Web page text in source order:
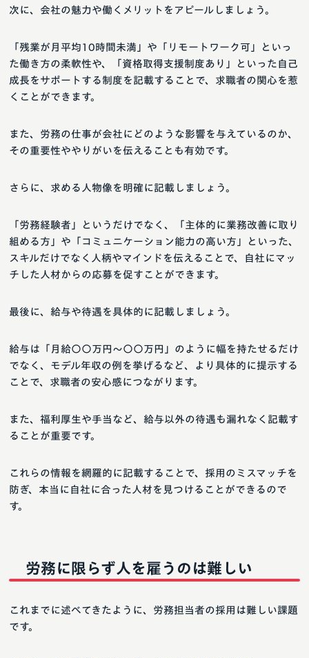
次に、会社の魅力や働くメリットをアピールしましょう。
「残業が月平均10時間未満」や「リモートワーク可」といっ
た働き方の柔軟性や、「資格取得支援制度あり」といった自己
成長をサポートする制度を記載することで、求職者の関心を惹
くことができます。
また、労務の仕事が会社にどのような影響を与えているのか、
その重要性ややりがいを伝えることも有効です。
さらに、求める人物像を明確に記載しましょう。
「労務経験者」というだけでなく、「主体的に業務改善に取り
組める方」や「コミュニケーション能力の高い方」といった、
スキルだけでなく人柄やマインドを伝えることで、自社にマッ
チした人材からの応募を促すことができます。
最後に、給与や待遇を具体的に記載しましょう。
給与は「月給〇〇万円～〇〇万円」のように幅を持たせるだけ
でなく、モデル年収の例を挙げるなど、より具体的に提示する
ことで、求職者の安心感につながります。
また、福利厚生や手当など、給与以外の待遇も漏れなく記載す
ることが重要です。
これらの情報を網羅的に記載することで、採用のミスマッチを
防ぎ、本当に自社に合った人材を見つけることができるので
す。
労務に限らず人を雇うのは難しい
これまでに述べてきたように、労務担当者の採用は難しい課題
です。